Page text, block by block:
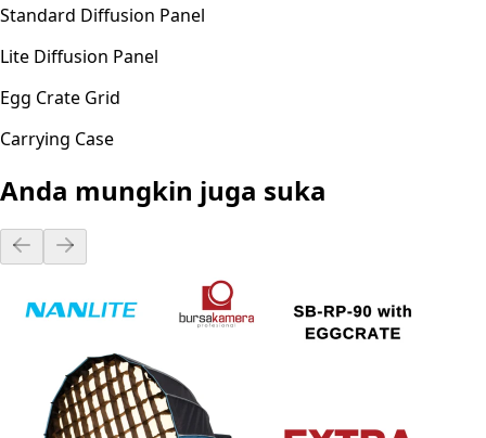
Standard Diffusion Panel
Lite Diffusion Panel
Egg Crate Grid
Carrying Case
Anda mungkin juga suka